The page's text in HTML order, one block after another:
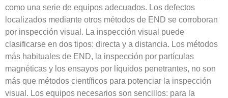
como una serie de equipos adecuados. Los defectos
localizados mediante otros métodos de END se corroboran
por inspección visual. La inspección visual puede
clasificarse en dos tipos: directa y a distancia. Los métodos
más habituales de END, la inspección por partículas
magnéticas y los ensayos por líquidos penetrantes, no son
más que métodos científicos para potenciar la inspección
visual. Los equipos necesarios son sencillos: para la